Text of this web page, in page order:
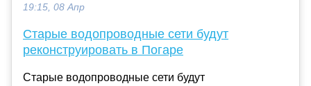
19:15, 08 Апр
Старые водопроводные сети будут
реконструировать в Погаре
Старые водопроводные сети будут